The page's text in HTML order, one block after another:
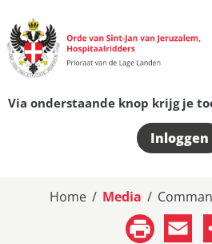
Via onderstaande knop krijg je
Inloggen
Home / Media /